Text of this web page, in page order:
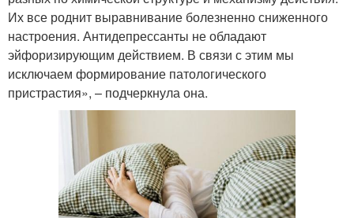
Их все роднит выравнивание болезненно сниженного
настроения. Антидепрессанты не обладают
эйфоризирующим действием. В связи с этим мы
исключаем формирование патологического
пристрастия», – подчеркнула она.